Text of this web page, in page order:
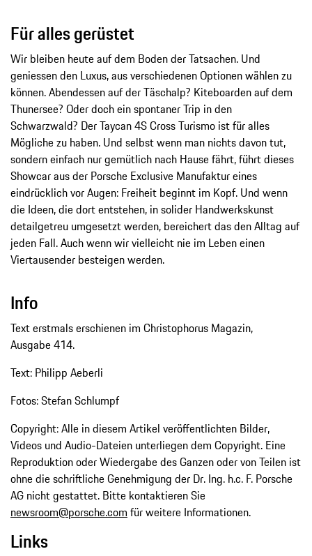
Für alles gerüstet
Wir bleiben heute auf dem Boden der Tatsachen. Und
geniessen den Luxus, aus verschiedenen Optionen wählen zu
können. Abendessen auf der Täschalp? Kiteboarden auf dem
Thunersee? Oder doch ein spontaner Trip in den
Schwarzwald? Der Taycan 4S Cross Turismo ist für alles
Mögliche zu haben. Und selbst wenn man nichts davon tut,
sondern einfach nur gemütlich nach Hause fährt, führt dieses
Showcar aus der Porsche Exclusive Manufaktur eines
eindrücklich vor Augen: Freiheit beginnt im Kopf. Und wenn
die Ideen, die dort entstehen, in solider Handwerkskunst
detailgetreu umgesetzt werden, bereichert das den Alltag auf
jeden Fall. Auch wenn wir vielleicht nie im Leben einen
Viertausender besteigen werden.
Info
Text erstmals erschienen im Christophorus Magazin,
Ausgabe 414.
Text: Philipp Aeberli
Fotos: Stefan Schlumpf
Copyright: Alle in diesem Artikel veröffentlichten Bilder,
Videos und Audio-Dateien unterliegen dem Copyright. Eine
Reproduktion oder Wiedergabe des Ganzen oder von Teilen ist
ohne die schriftliche Genehmigung der Dr. Ing. h.c. F. Porsche
AG nicht gestattet. Bitte kontaktieren Sie
newsroom@porsche.com für weitere Informationen.
Links